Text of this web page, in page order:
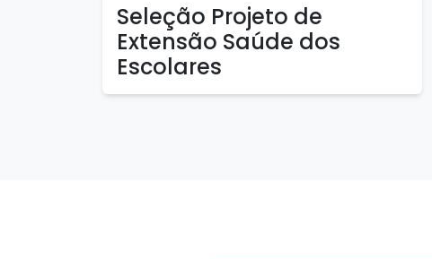
Seleção Projeto de
Extensão Saúde dos
Escolares